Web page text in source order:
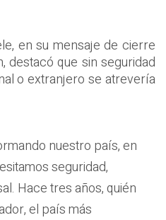
en su mensaje de cierre
destacó que sin seguridad
o extranjero se atrevería
nuestro país, en
seguridad,
Hace tres años, quién
el país más